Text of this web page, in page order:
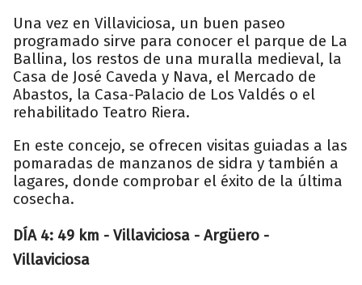
Una vez en Villaviciosa, un buen paseo
programado sirve para conocer el parque de La
Ballina, los restos de una muralla medieval, la
Casa de José Caveda y Nava, el Mercado de
Abastos, la Casa-Palacio de Los Valdés o el
rehabilitado Teatro Riera.
En este concejo, se ofrecen visitas guiadas a las
pomaradas de manzanos de sidra y también a
lagares, donde comprobar el éxito de la última
cosecha.
DÍA 4: 49 km - Villaviciosa - Argüero -
Villaviciosa